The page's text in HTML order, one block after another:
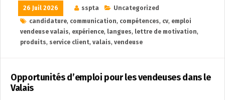
26 Juil 2026 sspta
Uncategorized
candidature, communication, compétences, cv, emploi
vendeuse valais, expérience, langues, lettre de motivation,
produits, service client, valais, vendeuse
Opportunités d’emploi pour les vendeuses dans le
Valais